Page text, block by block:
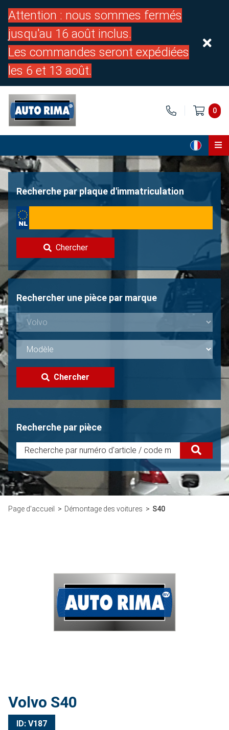
Attention : nous sommes fermés
jusqu'au 16 août inclus.
Les commandes seront expédiées
les 6 et 13 août.
0
Page d'accueil
À propos de nous
Contacter
Vendre une Volvo?
Non trouvée?
Recherche par plaque d'immatriculation
Chercher
Rechercher une pièce par marque
Chercher
Recherche par pièce
Page d'accueil Démontage des voitures S40
Volvo S40
ID: V187